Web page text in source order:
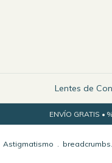
Lentes de
ENVÍO GRATIS •
Astigmatismo .